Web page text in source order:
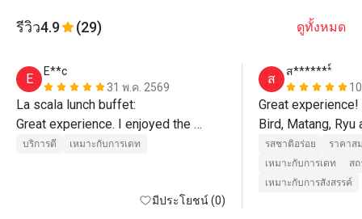
รีวิว4.9 (29) ดูทั้งหมด
E
E**c
31 พ.ค. 2569
La scala lunch buffet:
Great experience. I enjoyed the
buffet and main course (salmon)
บริการดี เหมาะกับการเดท
มีประโยชน์ (0)
ส
ส*******์
Great
Bird, Matang,
for taking great
Will return!
รสชาติอร่อย
ราคาส
เหมาะกับการเดท
ส
เหมาะกับการสังสรรค์